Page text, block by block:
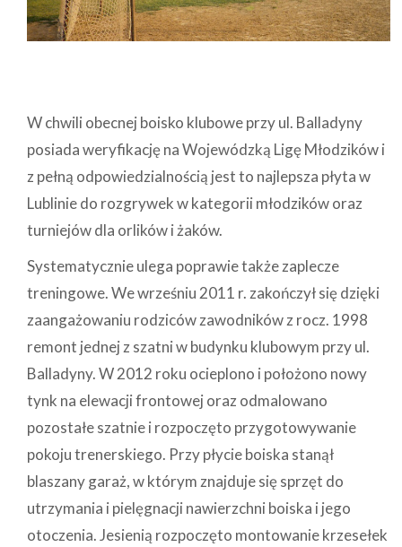
W chwili obecnej boisko klubowe przy ul. Balladyny
posiada weryfikację na Wojewódzką Ligę Młodzików i
z pełną odpowiedzialnością jest to najlepsza płyta w
Lublinie do rozgrywek w kategorii młodzików oraz
turniejów dla orlików i żaków.
Systematycznie ulega poprawie także zaplecze
treningowe. We wrześniu 2011 r. zakończył się dzięki
zaangażowaniu rodziców zawodników z rocz. 1998
remont jednej z szatni w budynku klubowym przy ul.
Balladyny. W 2012 roku ocieplono i położono nowy
tynk na elewacji frontowej oraz odmalowano
pozostałe szatnie i rozpoczęto przygotowywanie
pokoju trenerskiego. Przy płycie boiska stanął
blaszany garaż, w którym znajduje się sprzęt do
utrzymania i pielęgnacji nawierzchni boiska i jego
otoczenia. Jesienią rozpoczęto montowanie krzesełek